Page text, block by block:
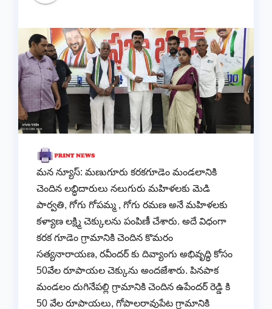
మన న్యూస్: మణుగూరు కరకగూడెం మండలానికి
చెందిన లబ్ధిదారులు నలుగురు మహిళలకు మెడి
పార్వతి, గోగు గోపమ్మ , గోగు రమణ అనే మహిళలకు
కళ్యాణ లక్ష్మి చెక్కులను పంపిణీ చేశారు. అదే విధంగా
కరక గూడెం గ్రామానికి చెందిన కొమరం
సత్యనారాయణ, రవీందర్ కు దివ్యాంగు అభివృద్ధి కోసం
50వేల రూపాయల చెక్కును అందజేశారు. పినపాక
మండలం దుగినేపల్లి గ్రామానికి చెందిన ఉపేందర్ రెడ్డి కి
50 వేల రూపాయలు, గోపాలరావుపేట గ్రామానికి